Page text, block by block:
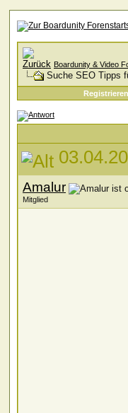
Boardunity & Video
Suche SEO Tipps
Registrieren
Amalur
Mitglied